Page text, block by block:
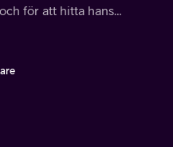
för att hitta hans